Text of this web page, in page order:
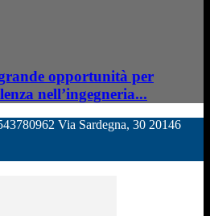
opportunità per
nell’ingegneria...
Via Sardegna, 30 20146